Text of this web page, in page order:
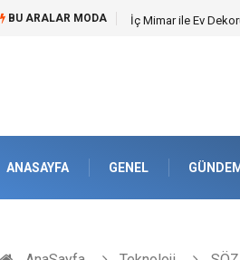
BU ARALAR MODA Kuveyt Nakliye
ANASAYFA GENEL GÜNDEM